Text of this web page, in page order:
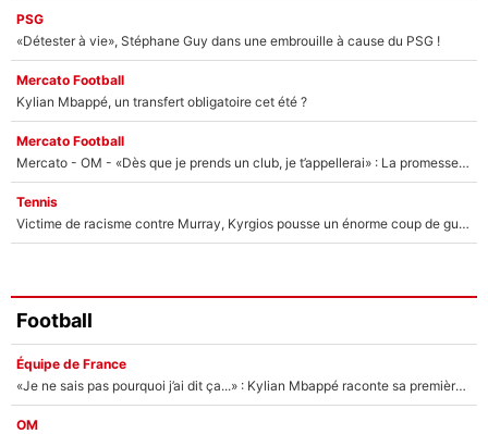
PSG
«Détester à vie», Stéphane Guy dans une embrouille à cause du PSG !
Mercato Football
Kylian Mbappé, un transfert obligatoire cet été ?
Mercato Football
Mercato - OM - «Dès que je prends un club, je t’appellerai» : La promesse de Marcelino au moment de claquer la porte
Tennis
Victime de racisme contre Murray, Kyrgios pousse un énorme coup de gueule !
Football
Équipe de France
«Je ne sais pas pourquoi j’ai dit ça...» : Kylian Mbappé raconte sa première rencontre avec Zinédine Zidane (et c’est très drôle)
OM